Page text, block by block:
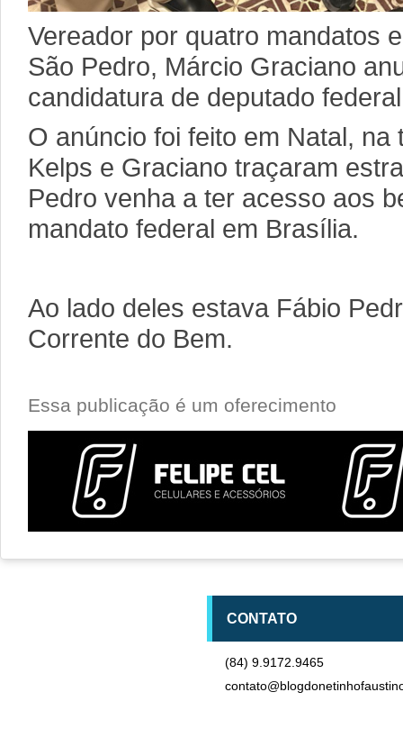
Vereador por quatro mandatos
São Pedro, Márcio Graciano
candidatura de deputado
O anúncio foi feito em Natal,
Kelps e Graciano traçaram
Pedro venha a ter acesso aos
mandato federal em Brasília.
Ao lado deles estava Fábio
Corrente do Bem.
Essa publicação é um oferecimento
CONTATO
(84) 9.9172.9465